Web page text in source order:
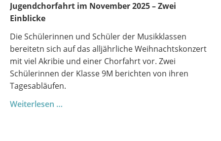
Jugendchorfahrt im November 2025 – Zwei
Einblicke
Die Schülerinnen und Schüler der Musikklassen
bereitetn sich auf das alljährliche Weihnachtskonzert
mit viel Akribie und einer Chorfahrt vor. Zwei
Schülerinnen der Klasse 9M berichten von ihren
Tagesabläufen.
Weiterlesen …